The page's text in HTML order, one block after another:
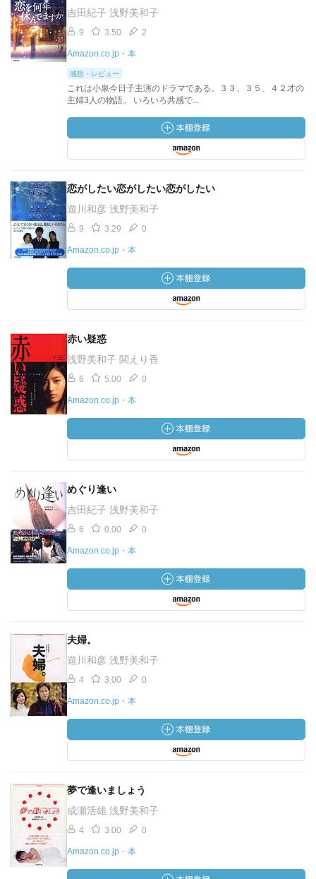
吉田紀子 浅野美和子
9 3.50 2
Amazon.co.jp・本
感想・レビュー
これは小泉今日子主演のドラマである。３３、３５、４２才の
主婦3人の物語。 いろいろ共感で...
恋がしたい恋がしたい恋がしたい
遊川和彦 浅野美和子
9 3.29 0
Amazon.co.jp・本
赤い疑惑
浅野美和子 関えり香
6 5.00 0
Amazon.co.jp・本
めぐり逢い
吉田紀子 浅野美和子
6 0.00 0
Amazon.co.jp・本
夫婦。
遊川和彦 浅野美和子
4 3.00 0
Amazon.co.jp・本
夢で逢いましょう
成瀬活雄 浅野美和子
4 3.00 0
Amazon.co.jp・本